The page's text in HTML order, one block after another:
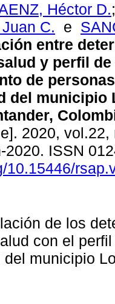
Héctor D.
C. e
entre
y perfil de
de
del municipio
2020, vol.22,
2020. ISSN
10.15446/
de los
con el
municipio